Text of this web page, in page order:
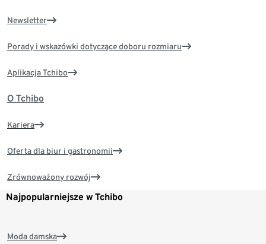
Newsletter
Porady i wskazówki dotyczące doboru rozmiaru
Aplikacja Tchibo
O Tchibo
Kariera
Oferta dla biur i gastronomii
Zrównoważony rozwój
Najpopularniejsze w Tchibo
Moda damska